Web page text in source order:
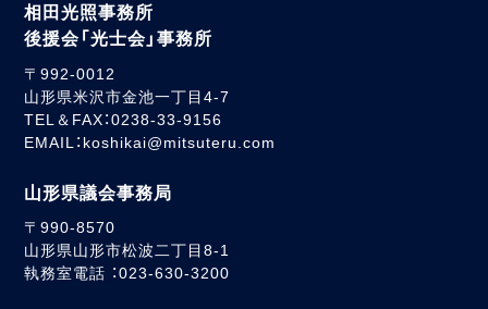
相田光照事務所
後援会「光士会」事務所
〒992-0012
山形県米沢市金池一丁目4-7
TEL＆FAX：0238-33-9156
EMAIL：koshikai@mitsuteru.com
山形県議会事務局
〒990-8570
山形県山形市松波二丁目8-1
執務室電話 ：023-630-3200